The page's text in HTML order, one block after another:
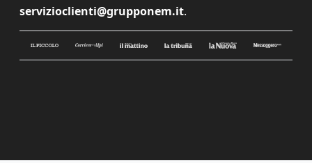
servizioclienti@grupponem.it.